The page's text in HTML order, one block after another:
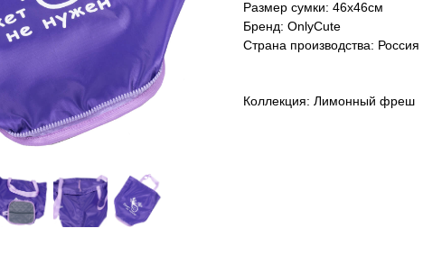
Размер сумки: 46х46см
Бренд: OnlyCute
Страна производства: Россия
Коллекция: Лимонный фреш